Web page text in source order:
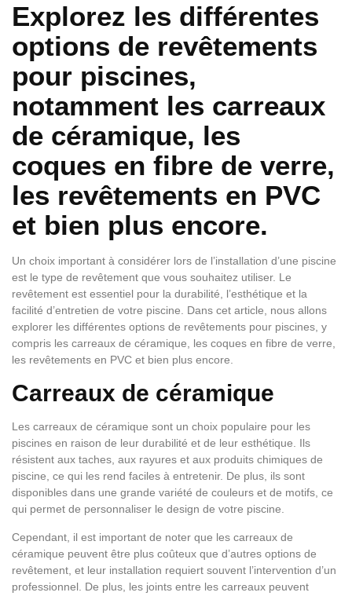
Explorez les différentes
options de revêtements
pour piscines,
notamment les carreaux
de céramique, les
coques en fibre de verre,
les revêtements en PVC
et bien plus encore.
Un choix important à considérer lors de l’installation d’une piscine
est le type de revêtement que vous souhaitez utiliser. Le
revêtement est essentiel pour la durabilité, l’esthétique et la
facilité d’entretien de votre piscine. Dans cet article, nous allons
explorer les différentes options de revêtements pour piscines, y
compris les carreaux de céramique, les coques en fibre de verre,
les revêtements en PVC et bien plus encore.
Carreaux de céramique
Les carreaux de céramique sont un choix populaire pour les
piscines en raison de leur durabilité et de leur esthétique. Ils
résistent aux taches, aux rayures et aux produits chimiques de
piscine, ce qui les rend faciles à entretenir. De plus, ils sont
disponibles dans une grande variété de couleurs et de motifs, ce
qui permet de personnaliser le design de votre piscine.
Cependant, il est important de noter que les carreaux de
céramique peuvent être plus coûteux que d’autres options de
revêtement, et leur installation requiert souvent l’intervention d’un
professionnel. De plus, les joints entre les carreaux peuvent